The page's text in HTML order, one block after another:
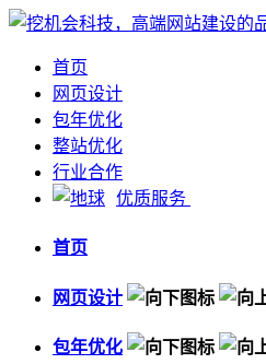
首页
网页设计
包年优化
整站优化
行业合作
优质服务
首页
网页设计
包年优化